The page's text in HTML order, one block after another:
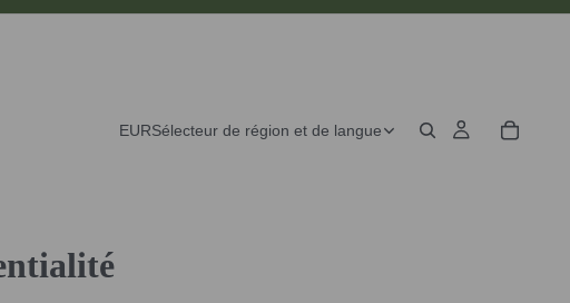
EURSélecteur de région et de langue